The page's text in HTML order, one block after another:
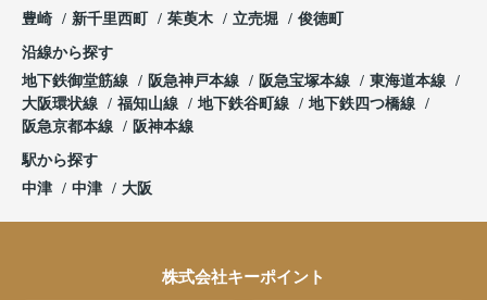
豊崎
新千里西町 茱萸木 立売堀 俊徳町
沿線から探す
地下鉄御堂筋線
阪急神戸本線 阪急宝塚本線
東海道本線
大阪環状線
福知山線 地下鉄谷町線
地下鉄四つ橋線
阪急京都本線
阪神本線
駅から探す
中津
中津 大阪
株式会社キーポイント